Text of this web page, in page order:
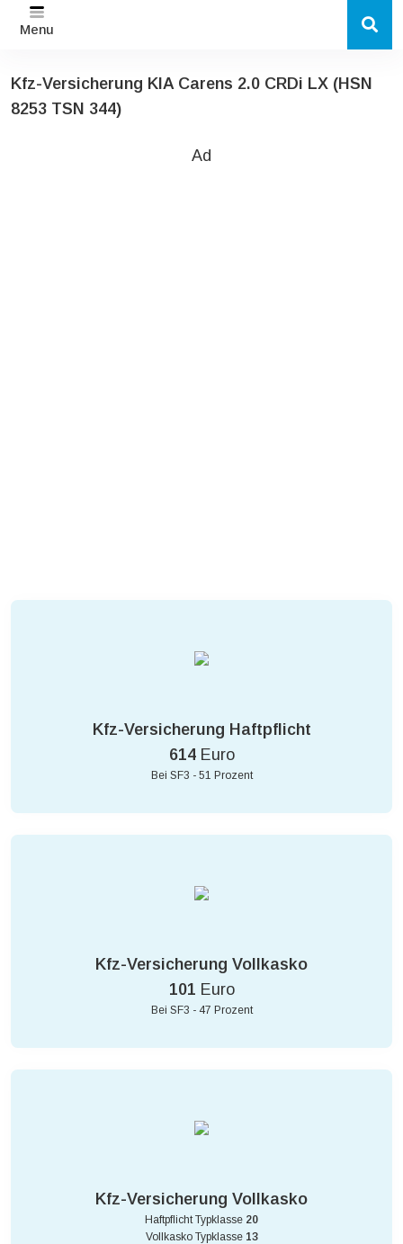
Menu
Kfz-Versicherung KIA Carens 2.0 CRDi LX (HSN
8253 TSN 344)
Ad
Kfz-Versicherung Haftpflicht
614 Euro
Bei SF3 - 51 Prozent
Kfz-Versicherung Vollkasko
101 Euro
Bei SF3 - 47 Prozent
Kfz-Versicherung Vollkasko
Haftpflicht Typklasse 20
Vollkasko Typklasse 13